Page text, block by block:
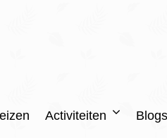
Activiteiten Blogs